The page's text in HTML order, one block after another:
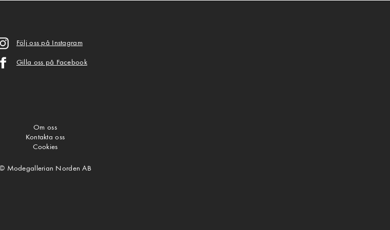
Följ oss på Instagram
Gilla oss på Facebook
Om oss
Kontakta oss
Cookies
Modegallerian Norden AB